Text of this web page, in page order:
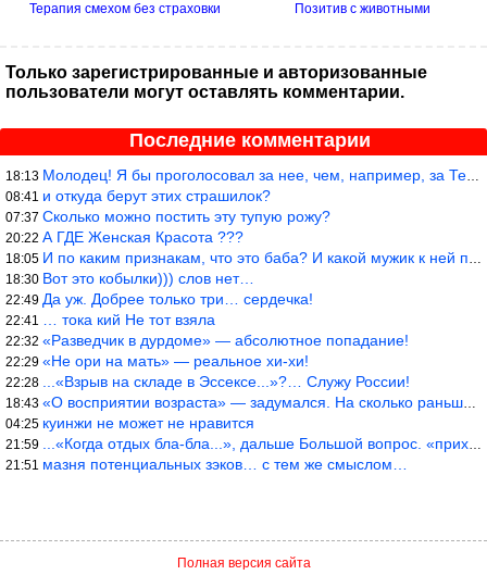
Терапия смехом без страховки Позитив с животными
Только зарегистрированные и авторизованные
пользователи могут оставлять комментарии.
Последние комментарии
18:13 Молодец! Я бы проголосовал за нее, чем, например, за Терешкову!
08:41 и откуда берут этих страшилок?
07:37 Сколько можно постить эту тупую рожу?
20:22 А ГДЕ Женская Красота ???
18:05 И по каким признакам, что это баба? И какой мужик к ней приблизи
18:30 Вот это кобылки))) слов нет…
22:49 Да уж. Добрее только три… сердечка!
22:41 … тока кий Не тот взяла
22:32 «Разведчик в дурдоме» — абсолютное попадание!
22:29 «Не ори на мать» — реальное хи-хи!
22:28 ...«Взрыв на складе в Эссексе...»?… Служу России!
18:43 «О восприятии возраста» — задумался. На сколько раньше быстрее в
04:25 куинжи не может не нравится
21:59 ...«Когда отдых бла-бла...», дальше Большой вопрос. «приходитЬся
21:51 мазня потенциальных зэков… с тем же смыслом…
Полная версия сайта